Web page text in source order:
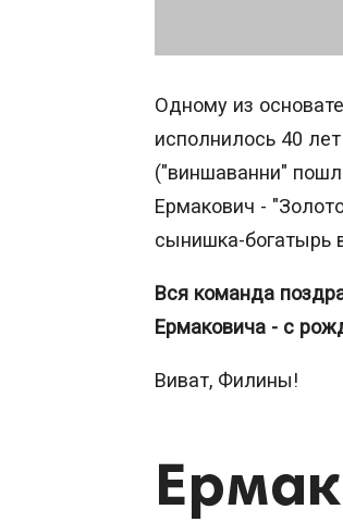
Одному из
исполнилось 40
("виншаванни"
Ермакович -
сынишка-богатырь
Вся команда
Ермаковича - с
Виват, Филины!